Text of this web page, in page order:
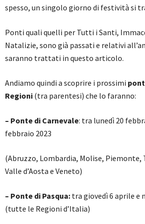
spesso, un singolo giorno di festività si
Ponti quali quelli per Tutti i Santi,
Natalizie, sono già passati e relativi
saranno trattati in questo articolo.
Andiamo quindi a scoprire i prossimi
Regioni (tra parentesi) che lo faranno:
– Ponte di Carnevale: tra lunedì 20
febbraio 2023
(Abruzzo, Lombardia, Molise, Piemonte,
Valle d’Aosta e Veneto)
– Ponte di Pasqua: tra giovedì 6 aprile e
(tutte le Regioni d’Italia)